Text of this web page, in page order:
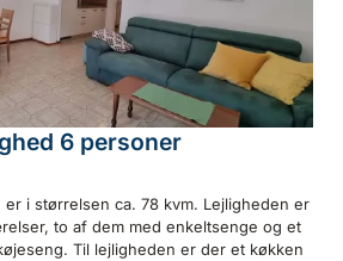
6 personer
i størrelsen ca. 78 kvm. Lejligheden er
to af dem med enkeltsenge og et
Til lejligheden er der et køkken